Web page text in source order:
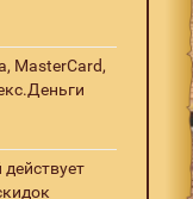
MasterCard,